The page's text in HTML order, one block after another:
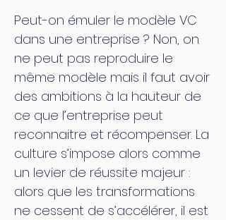
Peut-on émuler le modèle VC
dans une entreprise ? Non, on
ne peut pas reproduire le
même modèle mais il faut avoir
des ambitions à la hauteur de
ce que l’entreprise peut
reconnaitre et récompenser. La
culture s’impose alors comme
un levier de réussite majeur :
alors que les transformations
ne cessent de s’accélérer, il est